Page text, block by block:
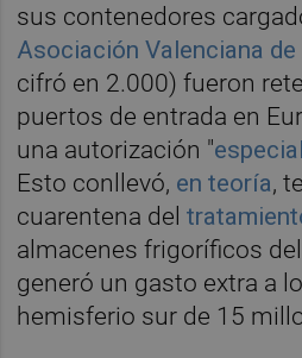
sus contenedores
Asociación Valenciana
cifró en 2.000) fueron
puertos de entrada en
una autorización "especial
Esto conllevó, en teoría,
cuarentena del
almacenes frigoríficos
generó un gasto extra a
hemisferio sur de 15